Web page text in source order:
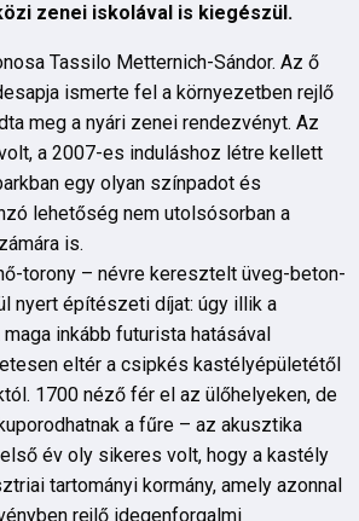
zenei iskolával is kiegészül.
Tassilo Metternich-Sándor. Az ő
ismerte fel a környezetben rejlő
meg a nyári zenei rendezvényt. Az
a 2007-es induláshoz létre kellett
egy olyan színpadot és
lehetőség nem utolsósorban a
is.
torony – névre keresztelt üveg-beton-
nyert építészeti díjat: úgy illik a
inkább futurista hatásával
eltér a csipkés kastélyépületétől
1700 néző fér el az ülőhelyeken, de
a fűre – az akusztika
év oly sikeres volt, hogy a kastély
tartományi kormány, amely azonnal
rejlő idegenforgalmi